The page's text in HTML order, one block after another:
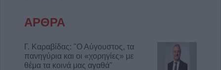
αγαθά"
8 Αυγούστου 2026, 08:17
ΑΡΘΡΑ
Γ. Καραβίδας: "Ο Αύγουστος, τα
πανηγύρια και οι «χορηγίες» με
θέμα τα κοινά μας αγαθά"